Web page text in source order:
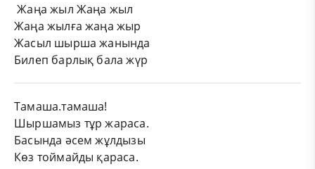
Жаңа жыл Жаңа жыл
Жаңа жылға жаңа жыр
Жасыл шырша жанында
Билеп барлық бала жүр
Тамаша.тамаша!
Шыршамыз тұр жараса.
Басында әсем жұлдызы
Көз тоймайды қараса.